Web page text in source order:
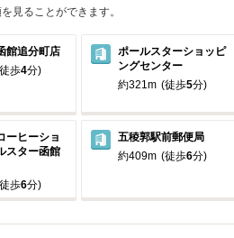
見ることができます。
館追分町店
歩4分)
ポールスターショッピ
ングセンター
約321m (徒歩5分)
ーヒーショ
スター函館
歩6分)
五稜郭駅前郵便局
約409m (徒歩6分)